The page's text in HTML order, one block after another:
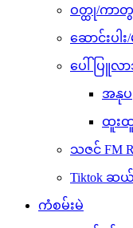
ဝတ္ထု/ကာတွန်
ဆောင်းပါး/
ပေါ်ပြူလာ
အနုပ
ထူးထူး
သဇင် FM
Tiktok ဆယ်
ကံစမ်းမဲ